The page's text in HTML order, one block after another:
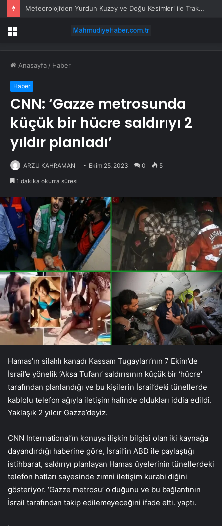
Meteoroloji’den Yurdun Kuzey ve Doğu Kesimleri ile Trakya İçin Kuvvetli Yağış ve Sağanak Uyarısı
Menü
Anasayfa / Haber
Haber
CNN: ‘Gazze metrosunda
küçük bir hücre saldırıyı 2
yıldır planladı’
ARZU KAHRAMAN Ekim 25, 2023 0 5
1 dakika okuma süresi
Hamas’ın silahlı kanadı Kassam Tugayları’nın 7 Ekim’de
İsrail’e yönelik ‘Aksa Tufanı’ saldırısının küçük bir ‘hücre’
tarafından planlandığı ve bu kişilerin İsrail’deki tünellerde
kablolu telefon ağıyla iletişim halinde oldukları iddia edildi.
Yaklaşık 2 yıldır Gazze’deyiz.
CNN International’ın konuya ilişkin bilgisi olan iki kaynağa
dayandırdığı haberine göre, İsrail’in ABD ile paylaştığı
istihbarat, saldırıyı planlayan Hamas üyelerinin tünellerdeki
telefon hatları sayesinde zımni iletişim kurabildiğini
gösteriyor. ‘Gazze metrosu’ olduğunu ve bu bağlantının
İsrail tarafından takip edilemeyeceğini ifade etti. yaptı.